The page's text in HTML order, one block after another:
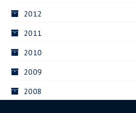
2012
2011
2010
2009
2008